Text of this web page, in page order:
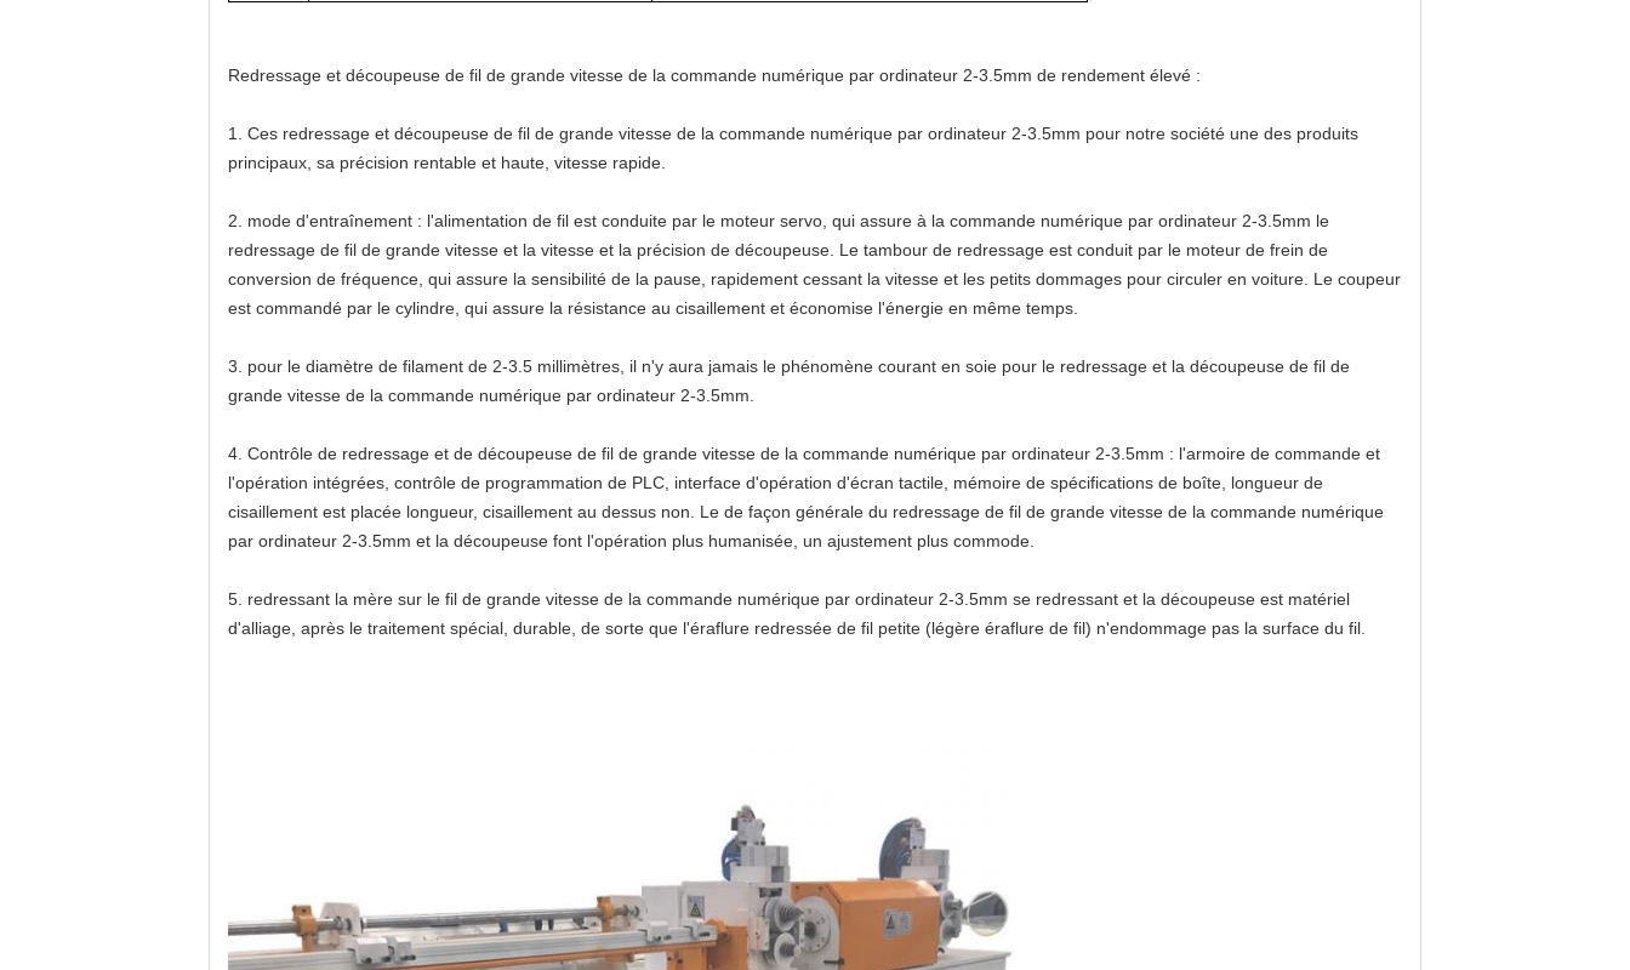
Redressage et découpeuse de fil de grande vitesse de la commande numérique par ordinateur 2-3.5mm de rendement élevé :
1. Ces redressage et découpeuse de fil de grande vitesse de la commande numérique par ordinateur 2-3.5mm pour notre société une des produits
principaux, sa précision rentable et haute, vitesse rapide.
2. mode d'entraînement : l'alimentation de fil est conduite par le moteur servo, qui assure à la commande numérique par ordinateur 2-3.5mm le
redressage de fil de grande vitesse et la vitesse et la précision de découpeuse . Le tambour de redressage est conduit par le moteur de frein de
conversion de fréquence, qui assure la sensibilité de la pause, rapidement cessant la vitesse et les petits dommages pour circuler en voiture. Le coupeur
est commandé par le cylindre, qui assure la résistance au cisaillement et économise l'énergie en même temps.
3. pour le diamètre de filament de 2-3.5 millimètres, il n'y aura jamais le phénomène courant en soie pour le redressage et la découpeuse de fil de
grande vitesse de la commande numérique par ordinateur 2-3.5mm
4. Contrôle de redressage et de découpeuse de fil de grande vitesse de la commande numérique par ordinateur 2-3.5mm : l'armoire de commande et
l'opération intégrées, contrôle de programmation de PLC, interface d'opération d'écran tactile, mémoire de spécifications de boîte, longueur de
cisaillement est placée longueur, cisaillement au dessus non. Le de façon générale du redressage de fil de grande vitesse de la commande numérique
par ordinateur 2-3.5mm et la découpeuse font l'opération plus humanisée, un ajustement plus commode.
5. redressant la mère sur le fil de grande vitesse de la commande numérique par ordinateur 2-3.5mm se redressant et la découpeuse est matériel
d'alliage, après le traitement spécial, durable, de sorte que l'éraflure redressée de fil petite (légère éraflure de fil) n'endommage pas la surface du fil.